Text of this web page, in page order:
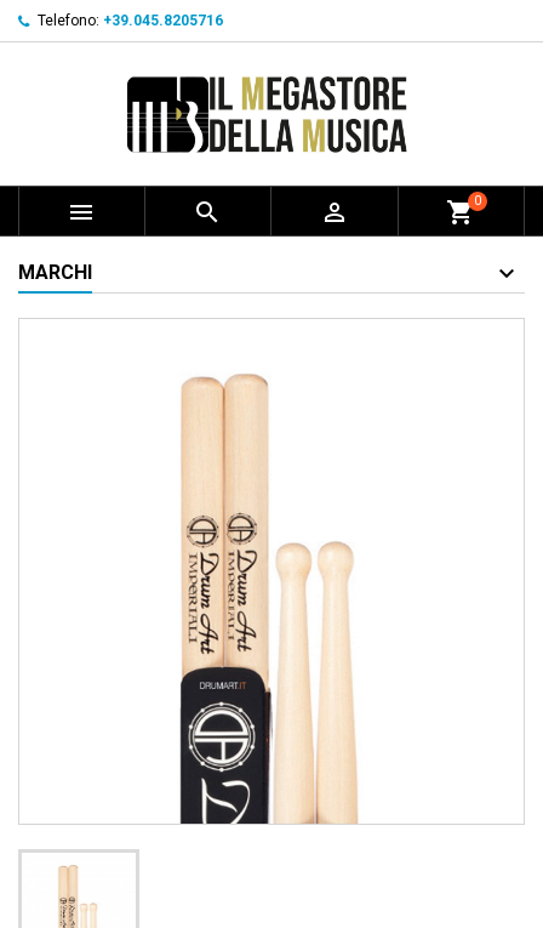
Telefono: +39.045.8205716
   shopping_cart0
MARCHI